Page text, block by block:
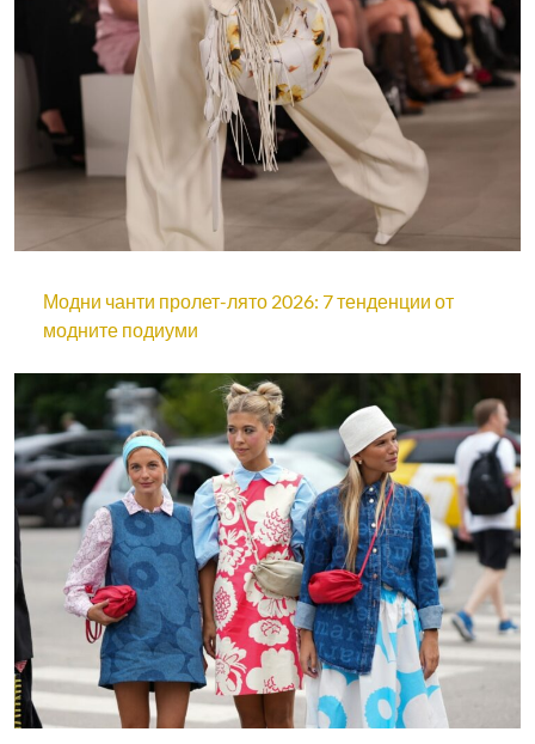
Модни чанти пролет-лято 2026: 7 тенденции от
модните подиуми